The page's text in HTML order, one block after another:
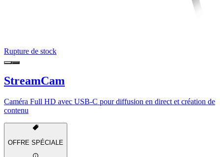
Rupture de stock
StreamCam
Caméra Full HD avec USB-C pour diffusion en direct et création de
contenu
OFFRE SPÉCIALE